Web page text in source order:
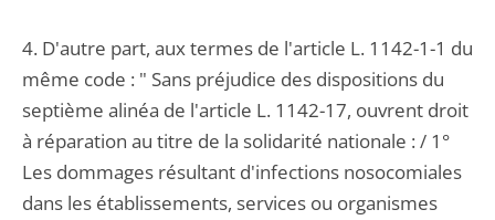
4. D'autre part, aux termes de l'article L. 1142-1-1 du
même code : " Sans préjudice des dispositions du
septième alinéa de l'article L. 1142-17, ouvrent droit
à réparation au titre de la solidarité nationale : / 1°
Les dommages résultant d'infections nosocomiales
dans les établissements, services ou organismes